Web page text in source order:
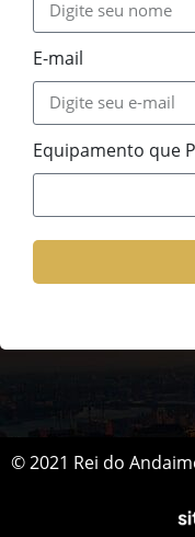
E-mail
Equipamento que
© 2021 Rei do